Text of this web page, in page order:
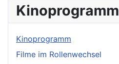
Kinoprogramm
Kinoprogramm
Filme im Rollenwechsel